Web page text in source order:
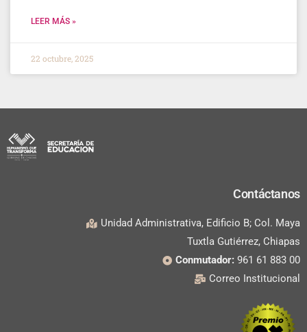
LEER MÁS »
22 octubre, 2025
Contáctanos
Unidad Administrativa, Edificio B; Col. Maya
Tuxtla Gutiérrez, Chiapas
Conmutador: 961 61 883 00
Correo Institucional